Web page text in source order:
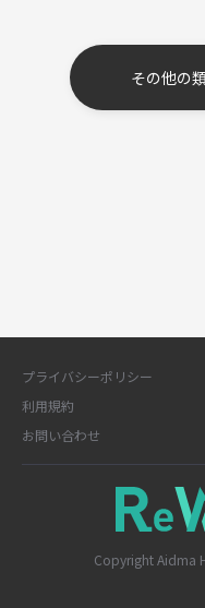
その他の
プライバシーポリシー
利用規約
お問い合わせ
Copyright Aidma